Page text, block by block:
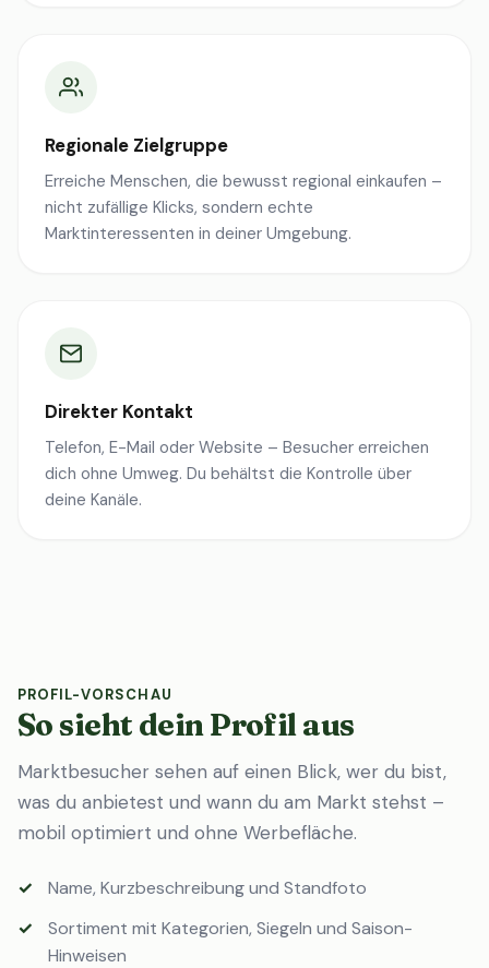
Regionale Zielgruppe
Erreiche Menschen, die bewusst regional einkaufen –
nicht zufällige Klicks, sondern echte
Marktinteressenten in deiner Umgebung.
Direkter Kontakt
Telefon, E-Mail oder Website – Besucher erreichen
dich ohne Umweg. Du behältst die Kontrolle über
deine Kanäle.
PROFIL-VORSCHAU
So sieht dein Profil aus
Marktbesucher sehen auf einen Blick, wer du bist,
was du anbietest und wann du am Markt stehst –
mobil optimiert und ohne Werbefläche.
Name, Kurzbeschreibung und Standfoto
Sortiment mit Kategorien, Siegeln und Saison-
Hinweisen